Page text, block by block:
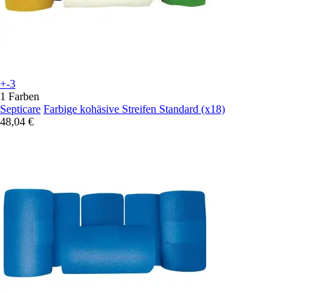
+-3
1 Farben
Septicare Farbige kohäsive Streifen Standard (x18)
48,04 €